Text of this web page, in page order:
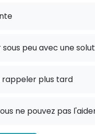
peu avec une
rappeler plus tard
ne pouvez pas